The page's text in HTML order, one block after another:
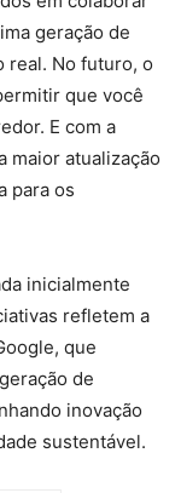
geração de
real. No futuro, o
que você
E com a
maior atualização
para os
inicialmente
refletem a
que
de
inovação
sustentável.